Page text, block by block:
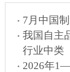
7月中国
我国自主
行业中类
2026年